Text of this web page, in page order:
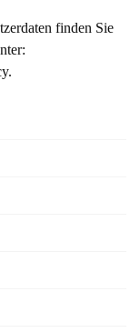
finden Sie
.